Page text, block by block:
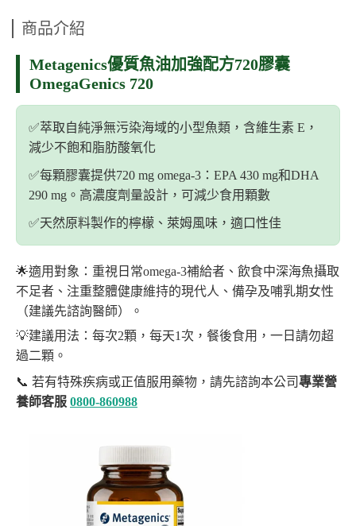
商品介紹
Metagenics優質魚油加強配方720膠囊
OmegaGenics 720
✅️萃取自純淨無污染海域的小型魚類，含維生素 E，
減少不飽和脂肪酸氧化
✅️每顆膠囊提供720 mg omega-3：EPA 430 mg和DHA
290 mg。高濃度劑量設計，可減少食用顆數
✅️天然原料製作的檸檬、萊姆風味，適口性佳
🌟適用對象：重視日常omega-3補給者、飲食中深海魚攝取
不足者、注重整體健康維持的現代人、備孕及哺乳期女性
（建議先諮詢醫師）。
💡建議用法：每次2顆，每天1次，餐後食用，一日請勿超
過二顆。
📞 若有特殊疾病或正值服用藥物，請先諮詢本公司專業營
養師客服 0800-860988